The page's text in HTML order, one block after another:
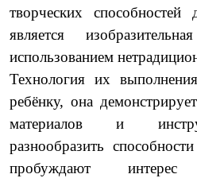
творческих
является
использованием
Технология их
ребёнку, она
материалов и
разнообразить
пробуждают